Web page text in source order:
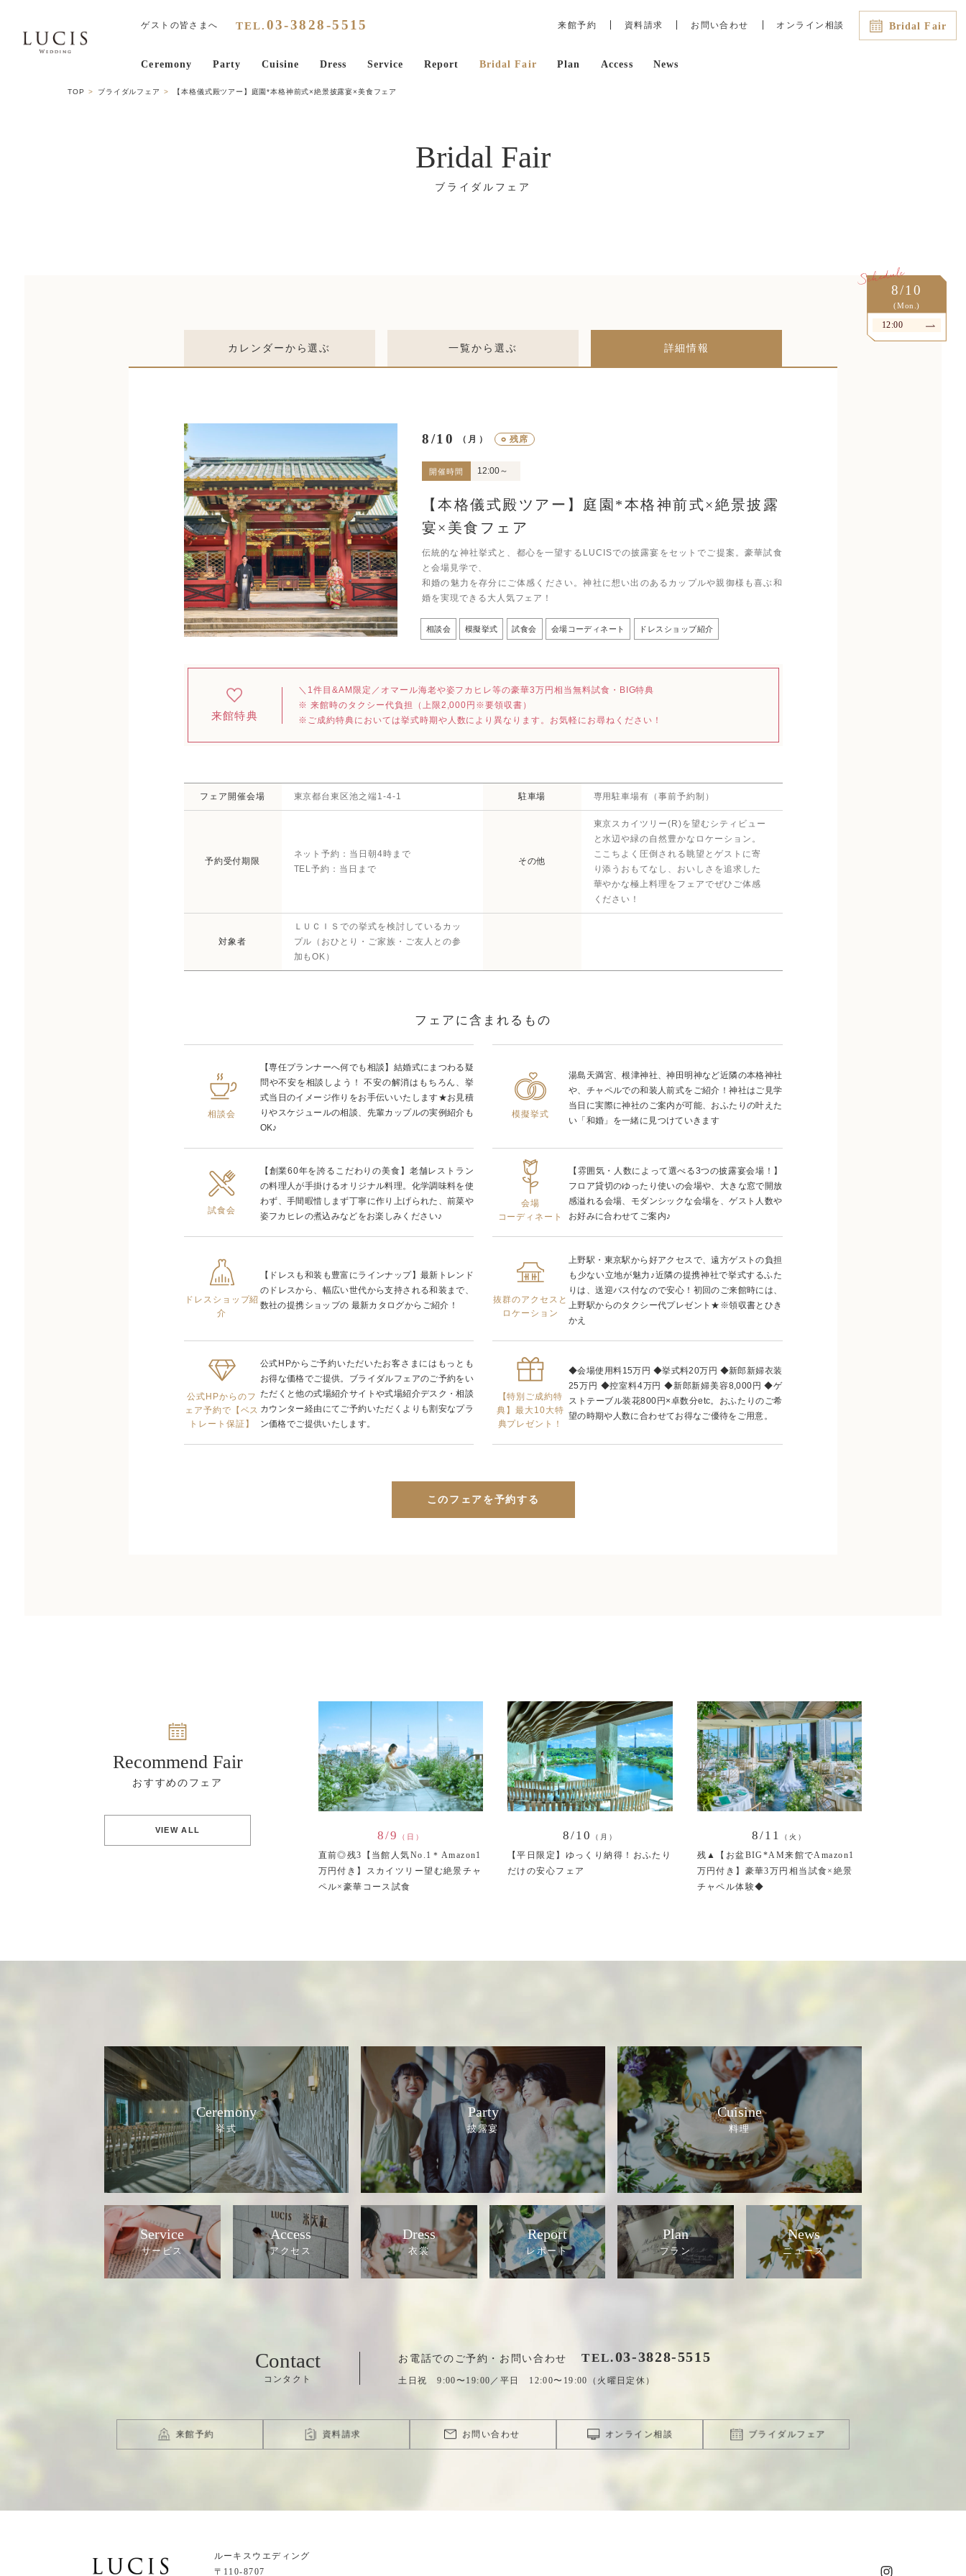
ゲストの皆さまへ TEL. 03-3828-5515 来館予約 資料請求 お問い合わせ オンライン相談 Bridal Fair
Ceremony Party Cuisine Dress Service Report Bridal Fair Plan Access News
TOP ブライダルフェア 【本格儀式殿ツアー】庭園*本格神前式×絶景披露宴×美食フェア
Bridal Fair
8/10
(Mon.)
12:00
カレンダー から選ぶ 一覧から選ぶ 詳細情報
8/10 （月） ○ 残席
開催時間 12:00～
【本格儀式殿ツアー】庭園*本格神前式×絶景披露
宴×美食フェア
伝統的な神社挙式と、都心を一望するLUCISでの披露宴をセットでご提案。豪華試食
と会場見学で、
和婚の魅力を存分にご体感ください。神社に想い出のあるカップルや親御様も喜ぶ和
婚を実現できる大人気フェア！
相談会 模擬挙式 試食会 会場コーディネート ドレスショップ紹介
来館特典
＼1件目&AM限定／オマール海老や姿フカヒレ等の豪華3万円相当無料試食・BIG特典
※ 来館時のタクシー代負担（上限2,000円※要領収書）
※ご成約特典においては挙式時期や人数により異なります。お気軽にお尋ねください！
フェア開催会場 東京都台東区池之端1-4-1 駐車場 専用駐車場有（事前予約制）
予約受付期限
ネット予約：当日朝4時まで
TEL予約：当日まで
その他
東京スカイツリー(R)を望むシティビュー
と水辺や緑の自然豊かなロケーション。
ここちよく圧倒される眺望とゲストに寄
り添うおもてなし、おいしさを追求した
華やかな極上料理をフェアでぜひご体感
ください！
対象者
ＬＵＣＩＳでの挙式を検討しているカッ
プル（おひとり・ご家族・ご友人との参
加もOK）
フェアに含まれるもの
相談会
【専任プランナーへ何でも相談】結婚式にまつわる疑
問や不安を相談しよう！ 不安の解消はもちろん、挙
式当日のイメージ作りをお手伝いいたします★お見積
りやスケジュールの相談、先輩カップルの実例紹介も
OK♪
模擬挙式
湯島天満宮、根津神社、神田明神など近隣の本格神社
や、チャペルでの和装人前式をご紹介！神社はご見学
当日に実際に神社のご案内が可能、おふたりの叶えた
い「和婚」を一緒に見つけていきます
試食会
【創業60年を誇るこだわりの美食】老舗レストラン
の料理人が手掛けるオリジナル料理。化学調味料を使
わず、手間暇惜しまず丁寧に作り上げられた、前菜や
姿フカヒレの煮込みなどをお楽しみください♪
会場
コーディネート
【雰囲気・人数によって選べる3つの披露宴会場！】
フロア貸切のゆったり使いの会場や、大きな窓で開放
感溢れる会場、モダンシックな会場を、ゲスト人数や
お好みに合わせてご案内♪
ドレスショップ紹
介
【ドレスも和装も豊富にラインナップ】最新トレンド
のドレスから、幅広い世代から支持される和装まで、
数社の提携ショップの 最新カタログからご紹介！
抜群のアクセスと
ロケーション
上野駅・東京駅から好アクセスで、遠方ゲストの負担
も少ない立地が魅力♪近隣の提携神社で挙式するふた
りは、送迎バス付なので安心！初回のご来館時には、
上野駅からのタクシー代プレゼント★※領収書とひき
かえ
公式HPからのフ
ェア予約で【ベス
トレート保証】
公式HPからご予約いただいたお客さまにはもっとも
お得な価格でご提供。ブライダルフェアのご予約をい
ただくと他の式場紹介サイトや式場紹介デスク・相談
カウンター経由にてご予約いただくよりも割安なプラ
ン価格でご提供いたします。
【特別ご成約特
典】最大10大特
典プレゼント！
◆会場使用料15万円 ◆挙式料20万円 ◆新郎新婦衣装
25万円 ◆控室料4万円 ◆新郎新婦美容8,000円 ◆ゲ
ストテーブル装花800円×卓数分etc。おふたりのご希
望の時期や人数に合わせてお得なご優待をご用意。
このフェアを予約する
Recommend Fair
8/9 （日）
直前◎残3【当館人気No.1＊Amazon1
万円付き】スカイツリー望む絶景チャ
ペル×豪華コース試食
8/10 （月）
【平日限定】ゆっくり納得！おふたり
だけの安心フェア
8/11 （火）
残▲【お盆BIG*AM来館でAmazon1
万円付き】豪華3万円相当試食×絶景
チャペル体験◆
VIEW ALL
Ceremony Party Cuisine
Service Access Dress Report Plan News
Contact お電話でのご予約・お問い合わせ TEL.03-3828-5515
土日祝 9:00〜19:00／平日 12:00〜19:00（火曜日定休）
来館予約 資料請求 お問い合わせ オンライン相談 ブライダルフェア
ルーキスウエディング
〒110-8707